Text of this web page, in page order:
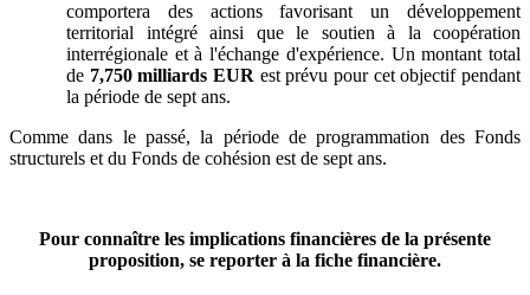
comportera des actions favorisant un développement
territorial intégré ainsi que le soutien à la coopération
interrégionale et à l'échange d'expérience. Un montant total
de 7,750 milliards EUR est prévu pour cet objectif pendant
la période de sept ans.
Comme dans le passé, la période de programmation des Fonds
structurels et du Fonds de cohésion est de sept ans.
Pour connaître les implications financières de la présente
proposition, se reporter à la fiche financière.